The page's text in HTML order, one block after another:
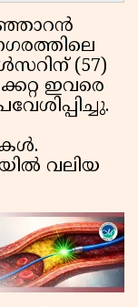
(57)
ഇവരെ
വലിയ